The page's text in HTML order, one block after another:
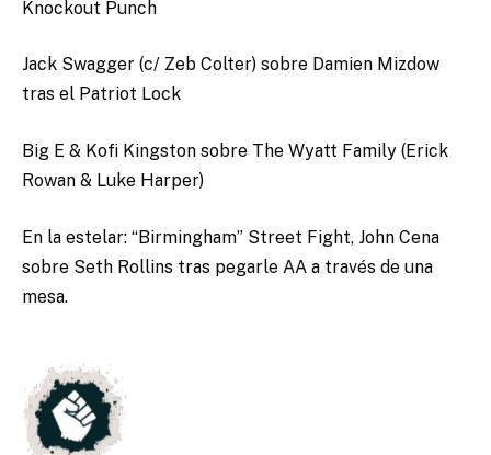
Knockout Punch
Jack Swagger (c/ Zeb Colter) sobre Damien Mizdow
tras el Patriot Lock
Big E & Kofi Kingston sobre The Wyatt Family (Erick
Rowan & Luke Harper)
En la estelar: “Birmingham” Street Fight, John Cena
sobre Seth Rollins tras pegarle AA a través de una
mesa.